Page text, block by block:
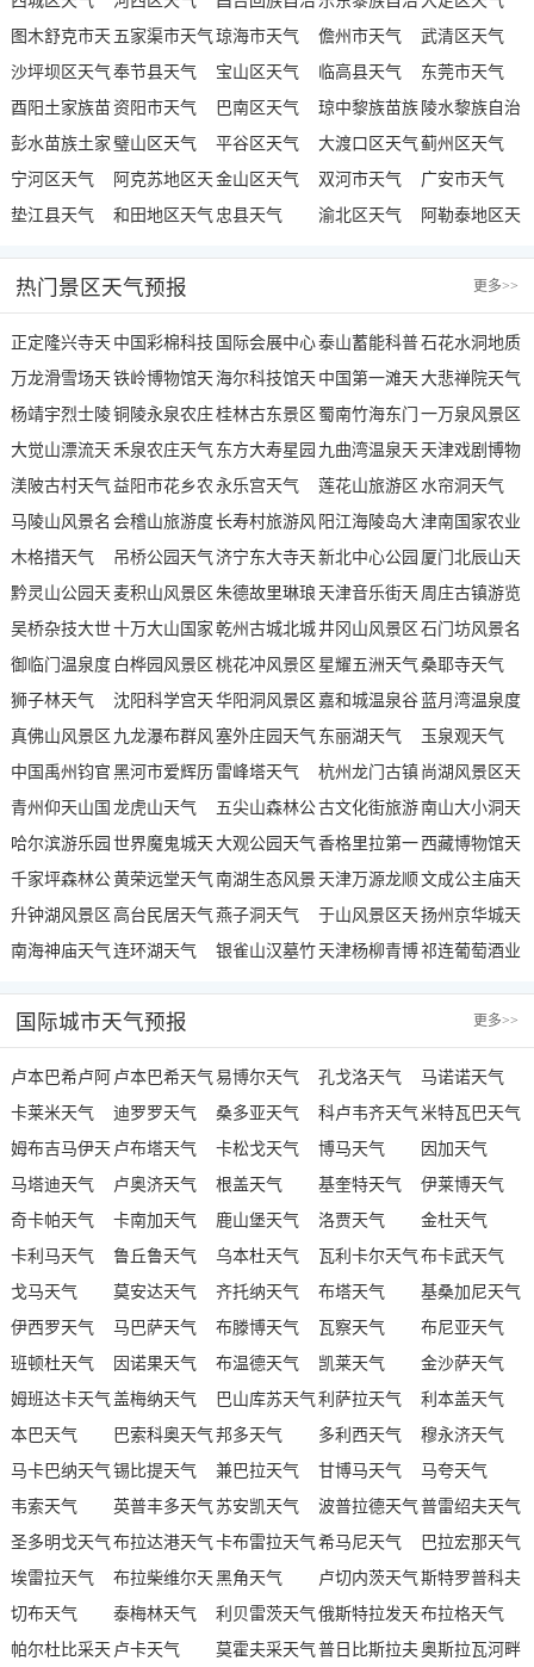
州天气
县天气
图木舒克市天
气
五家渠市天气琼海市天气 儋州市天气
武清区天气
沙坪坝区天气奉节县天气 宝山区天气 临高县天气
东莞市天气
酉阳土家族苗
族自治县天气
资阳市天气 巴南区天气
琼中黎族苗族
自治县天气
陵水黎族自治
县天气
彭水苗族土家
族自治县天气
璧山区天气 平谷区天气 大渡口区天气蓟州区天气
宁河区天气
阿克苏地区天
气
金山区天气 双河市天气
广安市天气
垫江县天气
和田地区天气 忠县天气 渝北区天气
阿勒泰地区天
热门景区天气预报 更多>>
正定隆兴寺天
气
中国彩棉科技
园天气
国际会展中心
天气
泰山蓄能科普
水城天气
石花水洞地质
公园天气
万龙滑雪场天
气
铁岭博物馆天
气
海尔科技馆天
气
中国第一滩天
气
大悲禅院天气
杨靖宇烈士陵
园天气
铜陵永泉农庄
天气
桂林古东景区
天气
蜀南竹海东门
天气
一万泉风景区
天气
大觉山漂流天
气
禾泉农庄天气 东方大寿星园
天气
九曲湾温泉天
气
天津戏剧博物
馆天气
渼陂古村天气 益阳市花乡农
家乐景区天气
永乐宫天气
莲花山旅游区
天气
水帘洞天气
马陵山风景名
胜区天气
会稽山旅游度
假区天气
长寿村旅游风
景区天气
阳江海陵岛大
角湾风景名胜
区天气
津南国家农业
科技园区天气
木格措天气 吊桥公园天气 济宁东大寺天
气
新北中心公园
天气
厦门北辰山天
气
黔灵山公园天
气
麦积山风景区
天气
朱德故里琳琅
山景区天气
天津音乐街天
气
周庄古镇游览
区天气
吴桥杂技大世
界天气
十万大山国家
森林公园天气
乾州古城北城
门天气
井冈山风景区
天气
石门坊风景名
胜区天气
御临门温泉度
假村天气
白桦园风景区
天气
桃花冲风景区
天气
星耀五洲天气 桑耶寺天气
狮子林天气
沈阳科学宫天
气
华阳洞风景区
天气
嘉和城温泉谷
天气
蓝月湾温泉度
假邨天气
真佛山风景区
天气
九龙瀑布群风
景区天气
塞外庄园天气 东丽湖天气
玉泉观天气
中国禹州钧官
窑址博物馆天
气
黑河市爱辉历
史陈列馆天气
雷峰塔天气
杭州龙门古镇
天气
尚湖风景区天
气
青州仰天山国
家森林公园天
气
龙虎山天气
五尖山森林公
园天气
古文化街旅游
区南门天气
南山大小洞天
旅游区天气
哈尔滨游乐园
天气
世界魔鬼城天
气
大观公园天气 香格里拉第一
村印经院文化
旅游景区天气
西藏博物馆天
气
千家坪森林公
园天气
黄荣远堂天气 南湖生态风景
区天气
天津万源龙顺
度假庄园天气
文成公主庙天
气
升钟湖风景区
天气
高台民居天气 燕子洞天气
于山风景区天
气
扬州京华城天
气
南海神庙天气 连环湖天气
银雀山汉墓竹 天津杨柳青博祁连葡萄酒业
国际城市天气预报 更多>>
卢本巴希卢阿
诺天气
卢本巴希天气 易博尔天气 孔戈洛天气
马诺诺天气
卡莱米天气
迪罗罗天气 桑多亚天气 科卢韦齐天气 米特瓦巴天气
姆布吉马伊天
气
卢布塔天气 卡松戈天气 博马天气
因加天气
马塔迪天气
卢奥济天气 根盖天气 基奎特天气
伊莱博天气
奇卡帕天气
卡南加天气 鹿山堡天气 洛贾天气
金杜天气
卡利马天气
鲁丘鲁天气 乌本杜天气 瓦利卡尔天气 布卡武天气
戈马天气
莫安达天气 齐托纳天气 布塔天气
基桑加尼天气
伊西罗天气
马巴萨天气 布滕博天气 瓦察天气
布尼亚天气
班顿杜天气
因诺果天气 布温德天气 凯莱天气
金沙萨天气
姆班达卡天气 盖梅纳天气 巴山库苏天气 利萨拉天气
利本盖天气
本巴天气
巴索科奥天气 邦多天气 多利西天气
穆永济天气
马卡巴纳天气 锡比提天气 兼巴拉天气 甘博马天气
马夸天气
韦索天气
英普丰多天气 苏安凯天气 波普拉德天气 普雷绍夫天气
圣多明戈天气 布拉达港天气 卡布雷拉天气 希马尼天气
巴拉宏那天气
埃雷拉天气
布拉柴维尔天
气
黑角天气 卢切内茨天气 斯特罗普科夫
天气
切布天气 泰梅林天气 利贝雷茨天气 俄斯特拉发天
气
布拉格天气
帕尔杜比采天 卢卡天气 莫霍夫采天气 普日比斯拉夫 奥斯拉瓦河畔